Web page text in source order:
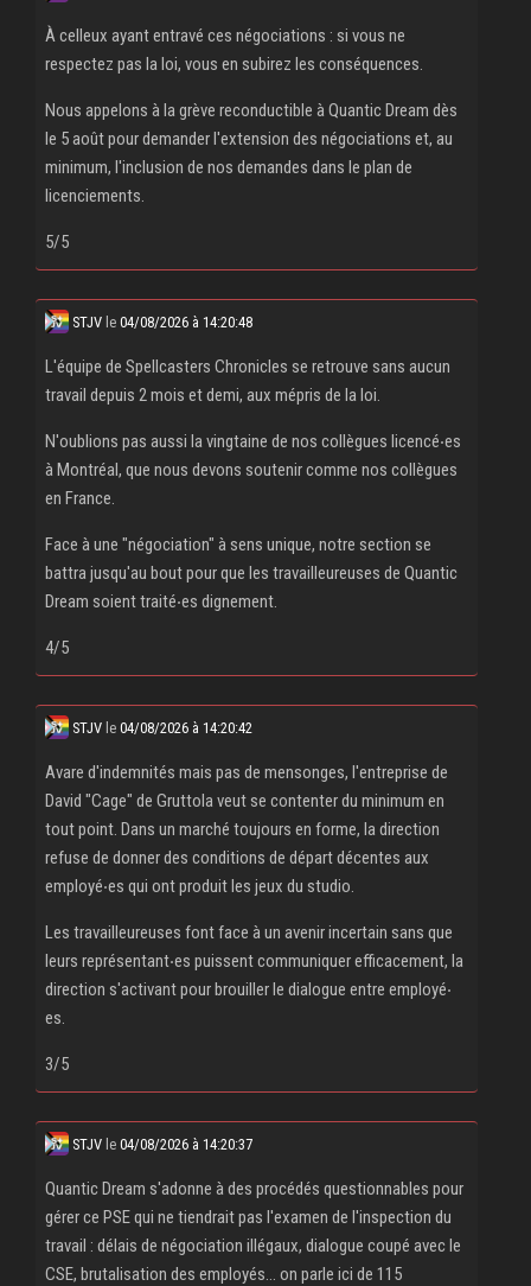
À celleux ayant entravé ces négociations : si vous ne
respectez pas la loi, vous en subirez les conséquences.
Nous appelons à la grève reconductible à Quantic Dream dès
le 5 août pour demander l'extension des négociations et, au
minimum, l'inclusion de nos demandes dans le plan de
licenciements.
5/5
STJV le 04/08/2026 à 14:20:48
L'équipe de Spellcasters Chronicles se retrouve sans aucun
travail depuis 2 mois et demi, aux mépris de la loi.
N'oublions pas aussi la vingtaine de nos collègues licencé‧es
à Montréal, que nous devons soutenir comme nos collègues
en France.
Face à une "négociation" à sens unique, notre section se
battra jusqu'au bout pour que les travailleureuses de Quantic
Dream soient traité‧es dignement.
4/5
STJV le 04/08/2026 à 14:20:42
Avare d'indemnités mais pas de mensonges, l'entreprise de
David "Cage" de Gruttola veut se contenter du minimum en
tout point. Dans un marché toujours en forme, la direction
refuse de donner des conditions de départ décentes aux
employé‧es qui ont produit les jeux du studio.
Les travailleureuses font face à un avenir incertain sans que
leurs représentant‧es puissent communiquer efficacement, la
direction s'activant pour brouiller le dialogue entre employé‧
es.
3/5
STJV le 04/08/2026 à 14:20:37
Quantic Dream s'adonne à des procédés questionnables pour
gérer ce PSE qui ne tiendrait pas l'examen de l'inspection du
travail : délais de négociation illégaux, dialogue coupé avec le
CSE, brutalisation des employés... on parle ici de 115